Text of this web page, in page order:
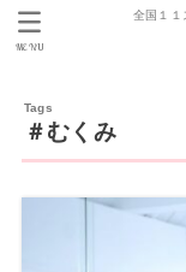
全国１１
MENU
＃むくみ